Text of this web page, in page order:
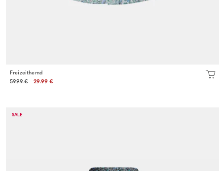
Freizeithemd
59.99 €
29.99 €
SALE